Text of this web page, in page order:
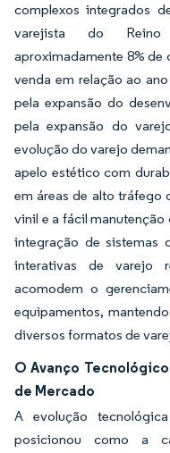
complexos integrados
varejista do Reino
aproximadamente 8% de
venda em relação ao
pela expansão do
pela expansão do
evolução do varejo
apelo estético com
em áreas de alto tráfego
vinil e a fácil
integração de sistemas
interativas de varejo
acomodem o
equipamentos,
diversos formatos de
O Avanço
de Mercado
A evolução
posicionou como a